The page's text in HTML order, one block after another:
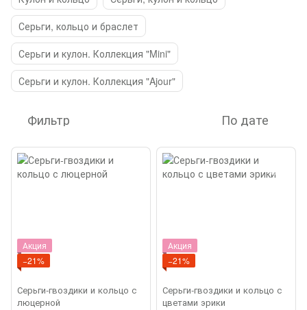
Серьги, кольцо и браслет
Серьги и кулон. Коллекция "Mini"
Серьги и кулон. Коллекция "Ajour"
Фильтр По дате
Акция
−21%
Серьги-гвоздики и кольцо с
люцерной
Акция
−21%
Серьги-гвоздики и кольцо с
цветами эрики